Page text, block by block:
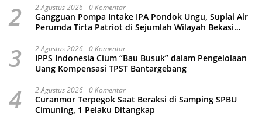
2 2 Agustus 2026 0 Komentar
Gangguan Pompa Intake IPA Pondok Ungu, Suplai Air
Perumda Tirta Patriot di Sejumlah Wilayah Bekasi
3 2 Agustus 2026 0 Komentar
IPPS Indonesia Cium “Bau Busuk” dalam Pengelolaan
Uang Kompensasi TPST Bantargebang
4 2 Agustus 2026 0 Komentar
Curanmor Terpegok Saat Beraksi di Samping SPBU
Cimuning, 1 Pelaku Ditangkap